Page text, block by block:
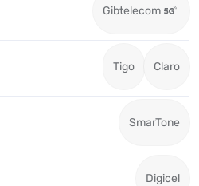
Gibtelecom
Tigo Claro
SmarTone
Digicel